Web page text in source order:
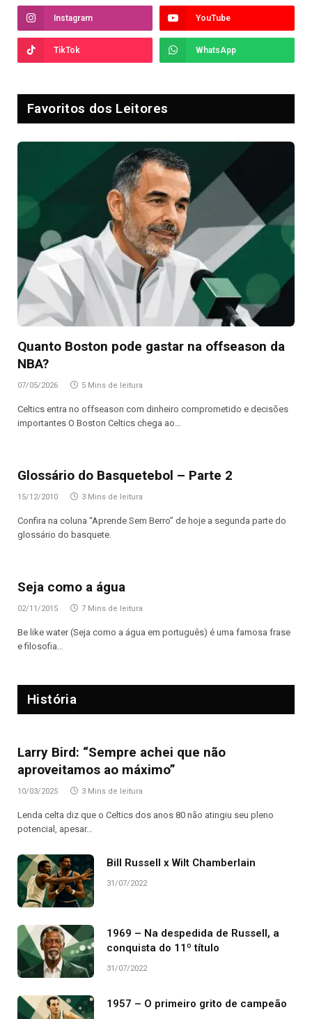
Instagram YouTube
TikTok WhatsApp
Favoritos dos Leitores
Quanto Boston pode gastar na offseason da
NBA?
07/05/2026 5 Mins de leitura
Celtics entra no offseason com dinheiro comprometido e decisões
importantes O Boston Celtics chega ao…
Glossário do Basquetebol – Parte 2
15/12/2010 3 Mins de leitura
Confira na coluna “Aprende Sem Berro” de hoje a segunda parte do
glossário do basquete.
Seja como a água
02/11/2015 7 Mins de leitura
Be like water (Seja como a água em português) é uma famosa frase
e filosofia…
História
Larry Bird: “Sempre achei que não
aproveitamos ao máximo”
10/03/2025 3 Mins de leitura
Lenda celta diz que o Celtics dos anos 80 não atingiu seu pleno
potencial, apesar…
Bill Russell x Wilt Chamberlain
31/07/2022
1969 – Na despedida de Russell, a
conquista do 11º título
31/07/2022
1957 – O primeiro grito de campeão